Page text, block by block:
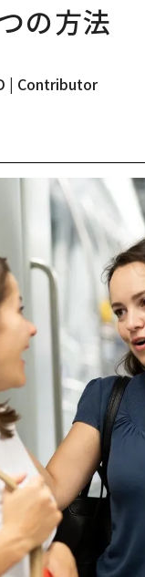
の方法
| Contributor